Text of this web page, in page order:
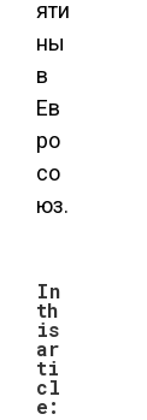
яти
ны
в
Ев
ро
со
юз.
In
th
is
ar
ti
cl
e: